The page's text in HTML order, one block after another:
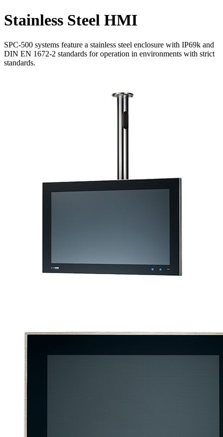
Stainless Steel HMI
SPC-500 systems feature a stainless steel enclosure with IP69k and
DIN EN 1672-2 standards for operation in environments with strict
standards.